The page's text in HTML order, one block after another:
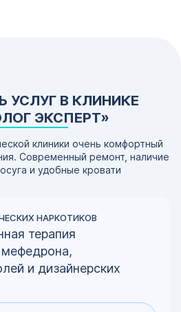
УСЛУГ В КЛИНИКЕ
ЭКСПЕРТ»
клиники очень комфортный
Современный ремонт, наличие
и удобные кровати
НАРКОТИКОВ
терапия
мефедрона,
и дизайнерских